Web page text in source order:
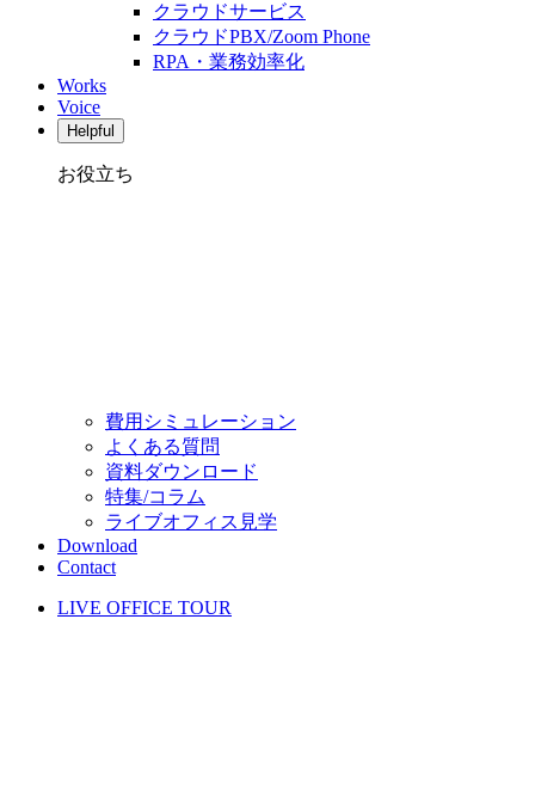
クラウドサービス
クラウドPBX/Zoom Phone
RPA・業務効率化
Works
Voice
Helpful
お役立ち
費用シミュレーション
よくある質問
資料ダウンロード
特集/コラム
ライブオフィス見学
Download
Contact
LIVE OFFICE TOUR